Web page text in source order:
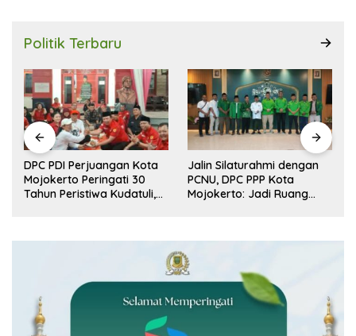
Politik Terbaru
DPC PDI Perjuangan Kota
Mojokerto Peringati 30
Tahun Peristiwa Kudatuli,
Jalin Silaturahmi dengan
PCNU, DPC PPP Kota
Mojokerto: Jadi Ruang